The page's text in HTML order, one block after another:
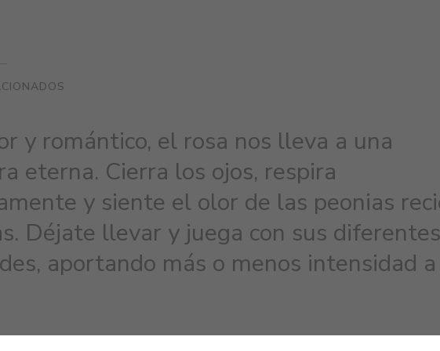
y romántico, el rosa nos lleva a una
eterna. Cierra los ojos, respira
y siente el olor de las peonias
Déjate llevar y juega con sus diferentes
aportando más o menos intensidad